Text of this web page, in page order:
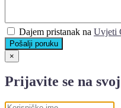
Dajem pristanak na Uvjeti
Pošalji poruku
×
Prijavite se na